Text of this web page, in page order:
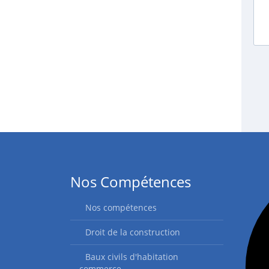
Nos Compétences
Nos compétences
Droit de la construction
Baux civils d'habitation